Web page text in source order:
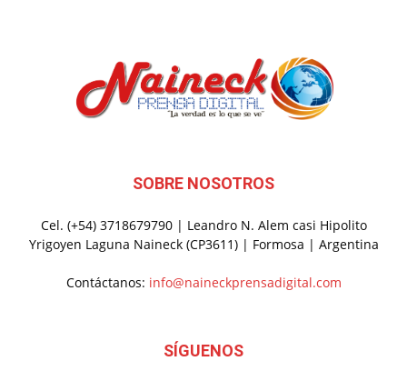
SOBRE NOSOTROS
Cel. (+54) 3718679790 | Leandro N. Alem casi Hipolito
Yrigoyen Laguna Naineck (CP3611) | Formosa | Argentina
Contáctanos: info@naineckprensadigital.com
SÍGUENOS